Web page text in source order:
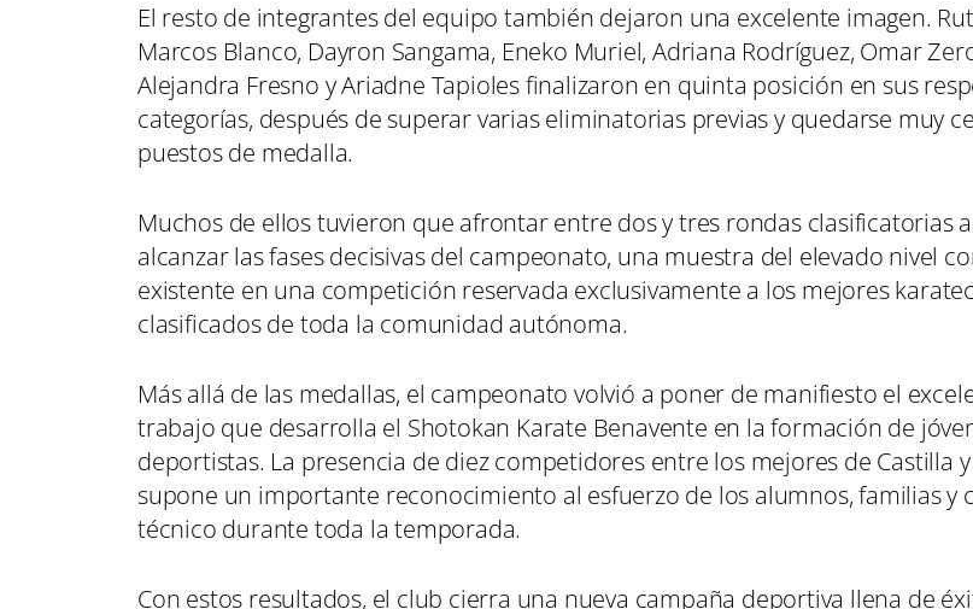
El resto de integrantes del equipo también dejaron una excelente imagen.
Marcos Blanco, Dayron Sangama, Eneko Muriel, Adriana Rodríguez, Omar
Alejandra Fresno y Ariadne Tapioles finalizaron en quinta posición en sus
categorías, después de superar varias eliminatorias previas y quedarse muy
puestos de medalla.
Muchos de ellos tuvieron que afrontar entre dos y tres rondas clasificatorias
alcanzar las fases decisivas del campeonato, una muestra del elevado nivel
existente en una competición reservada exclusivamente a los mejores
clasificados de toda la comunidad autónoma.
Más allá de las medallas, el campeonato volvió a poner de manifiesto el
trabajo que desarrolla el Shotokan Karate Benavente en la formación de
deportistas. La presencia de diez competidores entre los mejores de Castilla
supone un importante reconocimiento al esfuerzo de los alumnos, familias y
técnico durante toda la temporada.
Con estos resultados, el club cierra una nueva campaña deportiva llena de